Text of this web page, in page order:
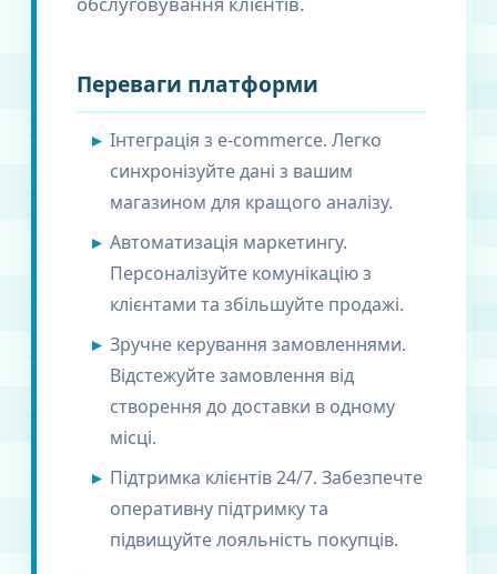
Переваги платформи
Інтеграція з e-commerce. Легко
синхронізуйте дані з вашим
магазином для кращого аналізу.
Автоматизація маркетингу.
Персоналізуйте комунікацію з
клієнтами та збільшуйте продажі.
Зручне керування замовленнями.
Відстежуйте замовлення від
створення до доставки в одному
місці.
Підтримка клієнтів 24/7. Забезпечте
оперативну підтримку та
підвищуйте лояльність покупців.